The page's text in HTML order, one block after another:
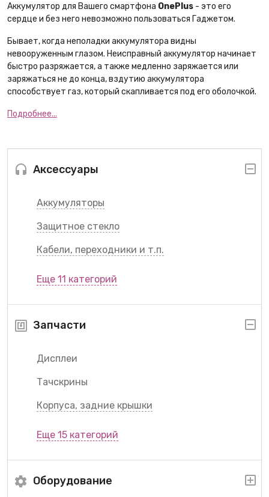
Аксессуары
Аккумуляторы
Защитное стекло
Кабели, переходники и т.п.
Еще 11 категорий
Запчасти
Дисплеи
Тачскрины
Корпуса, задние крышки
Еще 15 категорий
Оборудование
Аккумулятор для Вашего смартфона OnePlus - это его
сердце и без него невозможно пользоваться Гаджетом.
Бывает, когда неполадки аккумулятора видны
невооруженным глазом. Неисправный аккумулятор начинает
быстро разряжается, а также медленно заряжается или
заряжаться не до конца, вздутию аккумулятора
способствует газ, который скапливается под его оболочкой.
Подробнее...